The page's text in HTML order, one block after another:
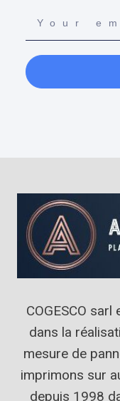
COGESCO
dans la
mesure de
imprimons sur
depuis 1998